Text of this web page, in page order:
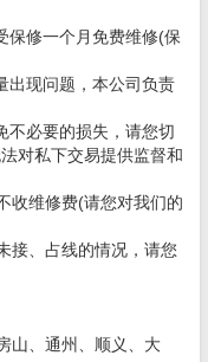
保修一个月免费维修(保
出现问题，本公司负责
不必要的损失，请您切
对私下交易提供监督和
收维修费(请您对我们的
接、占线的情况，请您
山、通州、顺义、大